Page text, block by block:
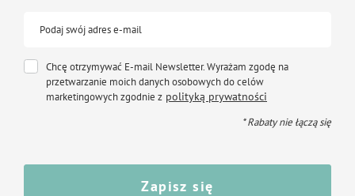
Podaj swój adres e-mail
Chcę otrzymywać E-mail Newsletter. Wyrażam zgodę na
przetwarzanie moich danych osobowych do celów
marketingowych zgodnie z polityką prywatności
* Rabaty nie łączą się
Zapisz się